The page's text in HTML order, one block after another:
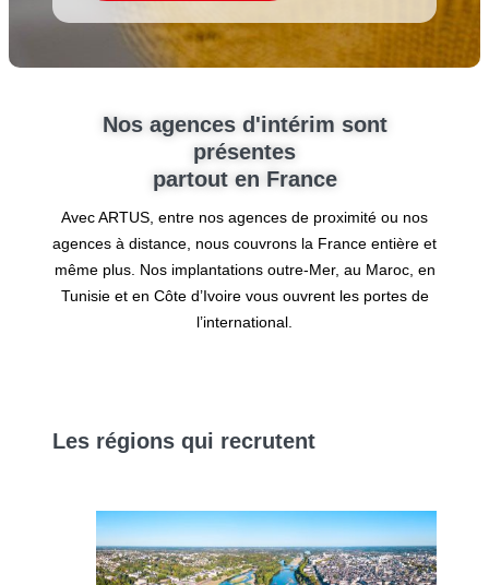
Nos agences d'intérim sont
présentes
partout en France
Avec ARTUS, entre nos agences de proximité ou nos
agences à distance, nous couvrons la France entière et
même plus. Nos implantations outre-Mer, au Maroc, en
Tunisie et en Côte d’Ivoire vous ouvrent les portes de
l’international.
Les régions qui recrutent